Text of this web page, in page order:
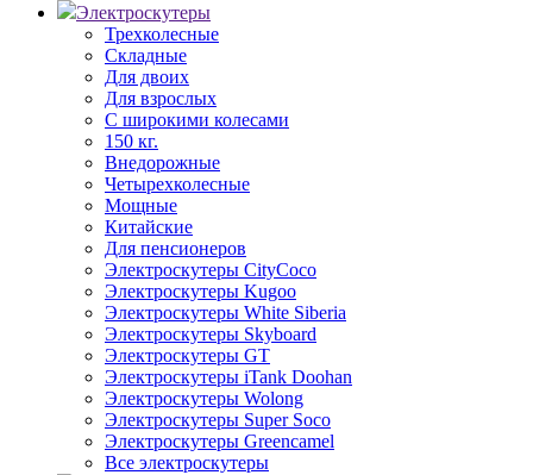
Электроскутеры
Трехколесные
Складные
Для двоих
Для взрослых
С широкими колесами
150 кг.
Внедорожные
Четырехколесные
Мощные
Китайские
Для пенсионеров
Электроскутеры CityCoco
Электроскутеры Kugoo
Электроскутеры White Siberia
Электроскутеры Skyboard
Электроскутеры GT
Электроскутеры iTank Doohan
Электроскутеры Wolong
Электроскутеры Super Soco
Электроскутеры Greencamel
Все электроскутеры